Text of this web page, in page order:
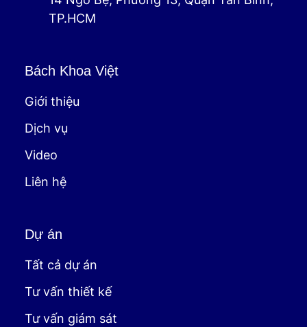
TP.HCM
Bách Khoa Việt
Giới thiệu
Dịch vụ
Video
Liên hệ
Dự án
Tất cả dự án
Tư vấn thiết kế
Tư vấn giám sát